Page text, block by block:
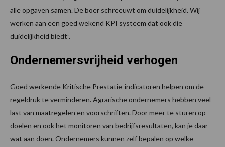
alle opgaven samen. De boer schreeuwt om duidelijkheid. Wij
werken aan een goed wekend KPI systeem dat ook die
duidelijkheid biedt”.
Ondernemersvrijheid verhogen
Goed werkende Kritische Prestatie-indicatoren helpen om de
regeldruk te verminderen. Agrarische ondernemers hebben veel
last van maatregelen en voorschriften. Door meer te sturen op
doelen en ook het monitoren van bedrijfsresultaten, kan je daar
wat aan doen. Ondernemers kunnen zelf bepalen op welke